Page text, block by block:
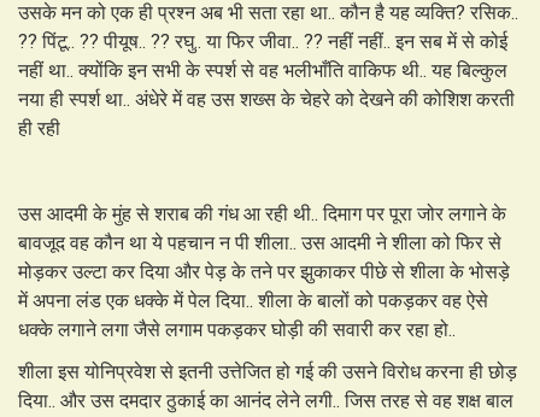
उसके मन को एक ही प्रश्न अब भी सता रहा था.. कौन है यह व्यक्ति? रसिक..
?? पिंटू.. ?? पीयूष.. ?? रघु.. या फिर जीवा.. ?? नहीं नहीं.. इन सब में से कोई
नहीं था.. क्योंकि इन सभी के स्पर्श से वह भलीभाँति वाकिफ थी.. यह बिल्कुल
नया ही स्पर्श था.. अंधेरे में वह उस शख्स के चेहरे को देखने की कोशिश करती
ही रही
उस आदमी के मुंह से शराब की गंध आ रही थी.. दिमाग पर पूरा जोर लगाने के
बावजूद वह कौन था ये पहचान न पी शीला.. उस आदमी ने शीला को फिर से
मोड़कर उल्टा कर दिया और पेड़ के तने पर झुकाकर पीछे से शीला के भोसड़े
में अपना लंड एक धक्के में पेल दिया.. शीला के बालों को पकड़कर वह ऐसे
धक्के लगाने लगा जैसे लगाम पकड़कर घोड़ी की सवारी कर रहा हो..
शीला इस योनिप्रवेश से इतनी उत्तेजित हो गई की उसने विरोध करना ही छोड़
दिया.. और उस दमदार ठुकाई का आनंद लेने लगी.. जिस तरह से वह शक्ष बाल